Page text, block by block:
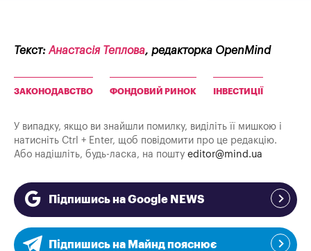
Текст: Анастасія Теплова, редакторка OpenMind
ЗАКОНОДАВСТВО ФОНДОВИЙ РИНОК ІНВЕСТИЦІЇ
У випадку, якщо ви знайшли помилку, виділіть її мишкою і
натисніть Ctrl + Enter, щоб повідомити про це редакцію.
Або надішліть, будь-ласка, на пошту editor@mind.ua
Підпишись на Google NEWS
Підпишись на Майнд пояснює